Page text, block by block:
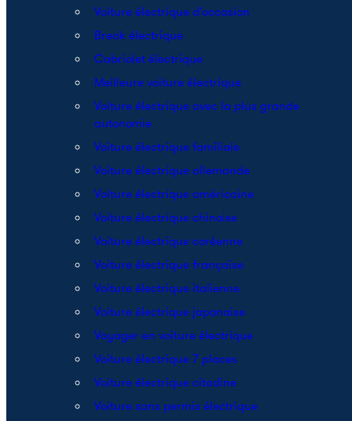
Voiture électrique d’occasion
Break électrique
Cabriolet électrique
Meilleure voiture électrique
Voiture électrique avec la plus grande
autonomie
Voiture électrique familiale
Voiture électrique allemande
Voiture électrique américaine
Voiture électrique chinoise
Voiture électrique coréenne
Voiture électrique française
Voiture électrique italienne
Voiture électrique japonaise
Voyager en voiture électrique
Voiture électrique 7 places
Voiture électrique citadine
Voiture sans permis électrique